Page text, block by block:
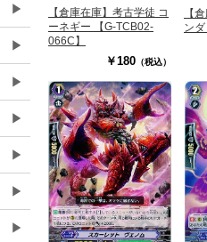
▶
▶
▶
▶
▶
▶
▶
【倉庫在庫】考古学徒 コ
ーネギー 【G-TCB02-
066C】
￥180 （税込）
【
ン